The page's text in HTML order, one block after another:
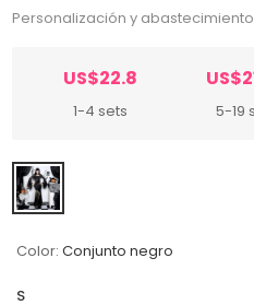
Personalización y
US$22.8
1-4 sets 5-19
Color: Conjunto negro
S